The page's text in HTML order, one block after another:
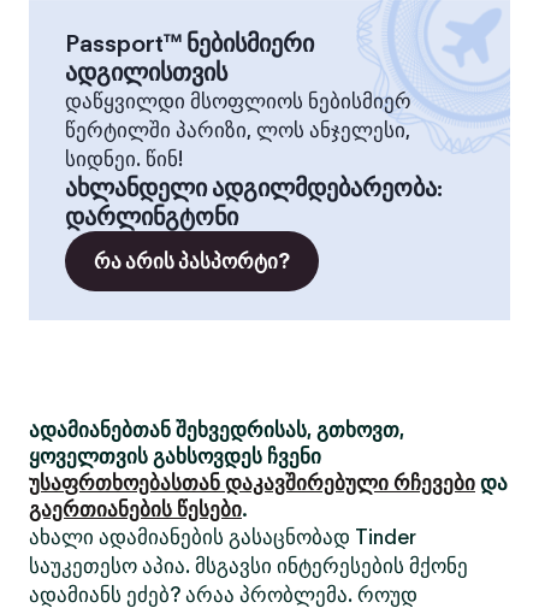
Passport™ ნებისმიერი
ადგილისთვის
დაწყვილდი მსოფლიოს ნებისმიერ
წერტილში პარიზი, ლოს ანჯელესი,
სიდნეი. წინ!
ახლანდელი ადგილმდებარეობა:
დარლინგტონი
რა არის პასპორტი?
ადამიანებთან შეხვედრისას, გთხოვთ,
ყოველთვის გახსოვდეს ჩვენი
უსაფრთხოებასთან დაკავშირებული რჩევები და
გაერთიანების წესები.
ახალი ადამიანების გასაცნობად Tinder
საუკეთესო აპია. მსგავსი ინტერესების მქონე
ადამიანს ეძებ? არაა პრობლემა. როუდ